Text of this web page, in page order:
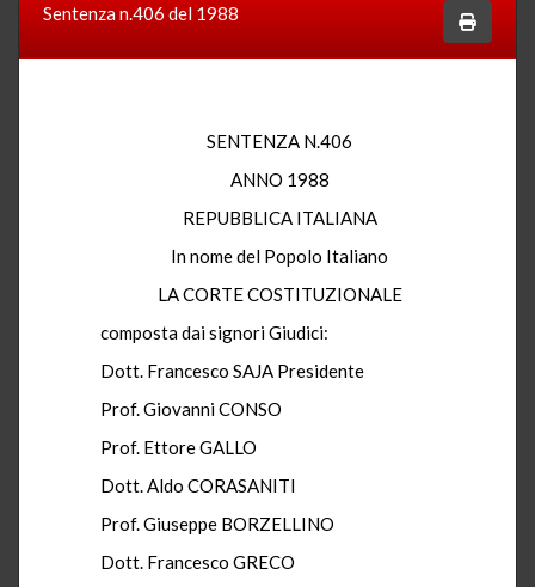
Sentenza n.406 del 1988
SENTENZA N.406
ANNO 1988
REPUBBLICA ITALIANA
In nome del Popolo Italiano
LA CORTE COSTITUZIONALE
composta dai signori Giudici:
Dott. Francesco SAJA Presidente
Prof. Giovanni CONSO
Prof. Ettore GALLO
Dott. Aldo CORASANITI
Prof. Giuseppe BORZELLINO
Dott. Francesco GRECO